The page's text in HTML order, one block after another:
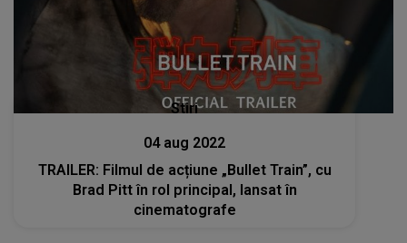
Stiri
04 aug 2022
TRAILER: Filmul de acțiune „Bullet Train”, cu
Brad Pitt în rol principal, lansat în
cinematografe